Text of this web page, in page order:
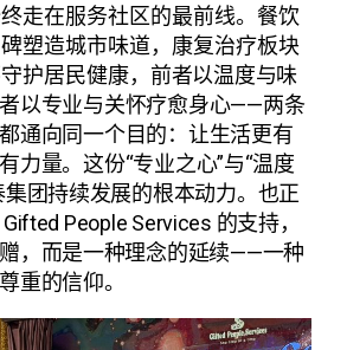
走在服务社区的最前线。餐饮
塑造城市味道，康复治疗板块
护居民健康， 前者以温度与味
以专业与关怀疗愈身心——两条
通向同一个目的：让生活更有
力量。这份“专业之心”与“温度
团持续发展的根本动力。 也正
People Services 的支持，
，而是一种理念的延续——一种
重的信仰。